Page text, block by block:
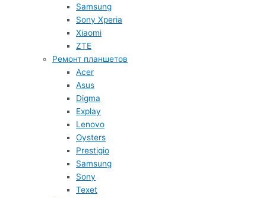
Samsung
Sony Xperia
Xiaomi
ZTE
Ремонт планшетов
Acer
Asus
Digma
Explay
Lenovo
Oysters
Prestigio
Samsung
Sony
Texet